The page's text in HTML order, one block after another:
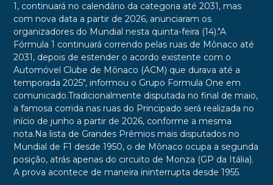
1, continuará no calendário da categoria até 2031, mas
com nova data a partir de 2026, anunciaram os
organizadores do Mundial nesta quinta-feira (14)."A
Fórmula 1 continuará correndo pelas ruas de Mônaco até
2031, depois de estender o acordo existente com o
Automóvel Clube de Mônaco (ACM) que durava até a
temporada 2025", informou o Grupo Formula One em
comunicado.Tradicionalmente disputada no final de maio,
a famosa corrida nas ruas do Principado será realizada no
início de junho a partir de 2026, conforme a mesma
nota.Na lista de Grandes Prêmios mais disputados no
Mundial de F1 desde 1950, o de Mônaco ocupa a segunda
posição, atrás apenas do circuito de Monza (GP da Itália).
A prova acontece de maneira ininterrupta desde 1955.